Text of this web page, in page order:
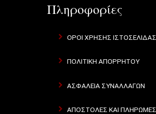
Πληροφορίες
ΌΡΟΙ ΧΡΉΣΗΣ ΙΣΤΟΣΕΛΊΔΑΣ
ΠΟΛΙΤΙΚΉ ΑΠΟΡΡΉΤΟΥ
ΑΣΦΆΛΕΙΑ ΣΥΝΑΛΛΑΓΏΝ
ΑΠΟΣΤΟΛΈΣ ΚΑΙ ΠΛΗΡΩΜΈΣ